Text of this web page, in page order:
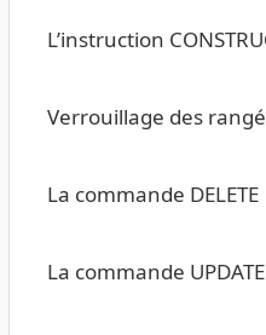
L’instruction
Verrouillage des
La commande DELETE
La commande UPDATE